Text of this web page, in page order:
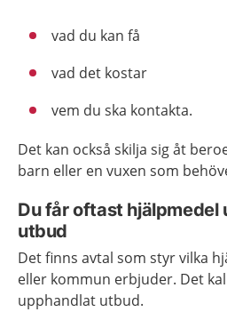
vad du kan få
vad det kostar
vem du ska kontakta.
Det kan också skilja sig åt
barn eller en vuxen som
Du får oftast hjälpmedel
utbud
Det finns avtal som styr vilka
eller kommun erbjuder. Det
upphandlat utbud.